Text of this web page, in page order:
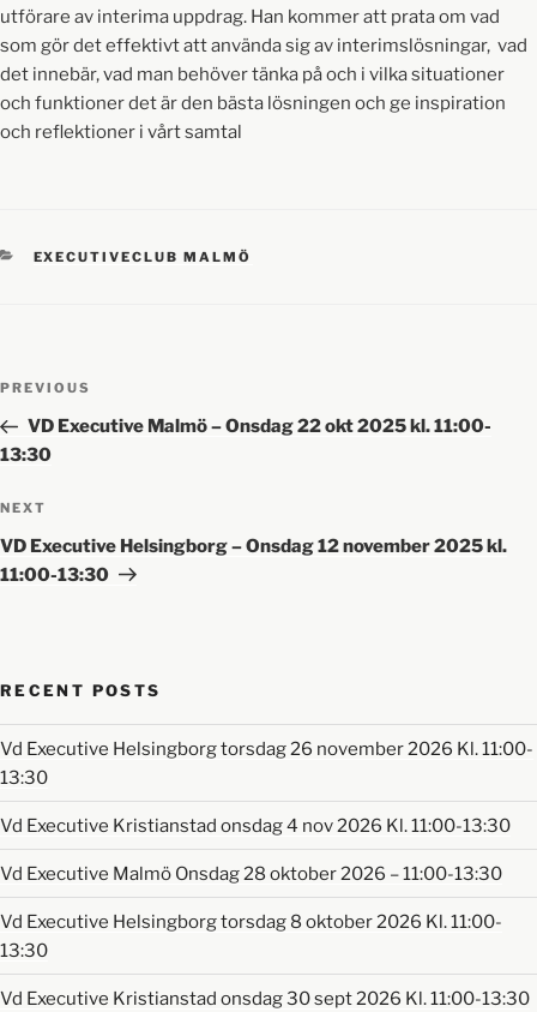
utförare av interima uppdrag. Han kommer att prata om vad
som gör det effektivt att använda sig av interimslösningar, vad
det innebär, vad man behöver tänka på och i vilka situationer
och funktioner det är den bästa lösningen och ge inspiration
och reflektioner i vårt samtal
EXECUTIVECLUB MALMÖ
PREVIOUS
VD Executive Malmö – Onsdag 22 okt 2025 kl. 11:00-
13:30
NEXT
VD Executive Helsingborg – Onsdag 12 november 2025 kl.
11:00-13:30
RECENT POSTS
Vd Executive Helsingborg torsdag 26 november 2026 Kl. 11:00-
13:30
Vd Executive Kristianstad onsdag 4 nov 2026 Kl. 11:00-13:30
Vd Executive Malmö Onsdag 28 oktober 2026 – 11:00-13:30
Vd Executive Helsingborg torsdag 8 oktober 2026 Kl. 11:00-
13:30
Vd Executive Kristianstad onsdag 30 sept 2026 Kl. 11:00-13:30